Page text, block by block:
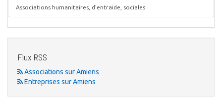
Associations humanitaires, d'entraide, sociales
Flux RSS
Associations sur Amiens
Entreprises sur Amiens